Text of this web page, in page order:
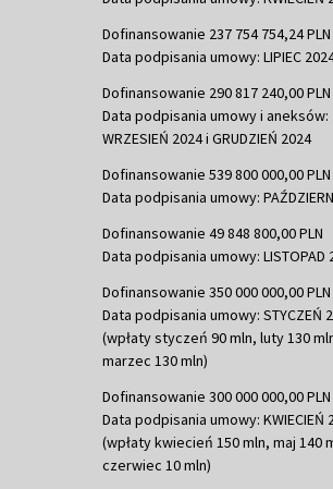
Dofinansowanie 237 754 754,24 PLN
Data podpisania umowy: LIPIEC
Dofinansowanie 290 817 240,00 PLN
Data podpisania umowy i aneksów:
WRZESIEŃ 2024 i GRUDZIEŃ 2024
Dofinansowanie 539 800 000,00 PLN
Data podpisania umowy:
Dofinansowanie 49 848 800,00 PLN
Data podpisania umowy: LISTOPAD
Dofinansowanie 350 000 000,00 PLN
Data podpisania umowy: STYCZEŃ
(wpłaty styczeń 90 mln, luty 130
marzec 130 mln)
Dofinansowanie 300 000 000,00 PLN
Data podpisania umowy: KWIECIEŃ
(wpłaty kwiecień 150 mln, maj 140
czerwiec 10 mln)